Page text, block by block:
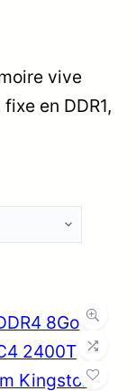
vive
en DDR1,